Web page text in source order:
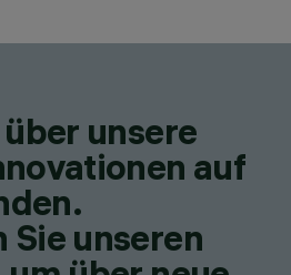
unsere
auf
unseren